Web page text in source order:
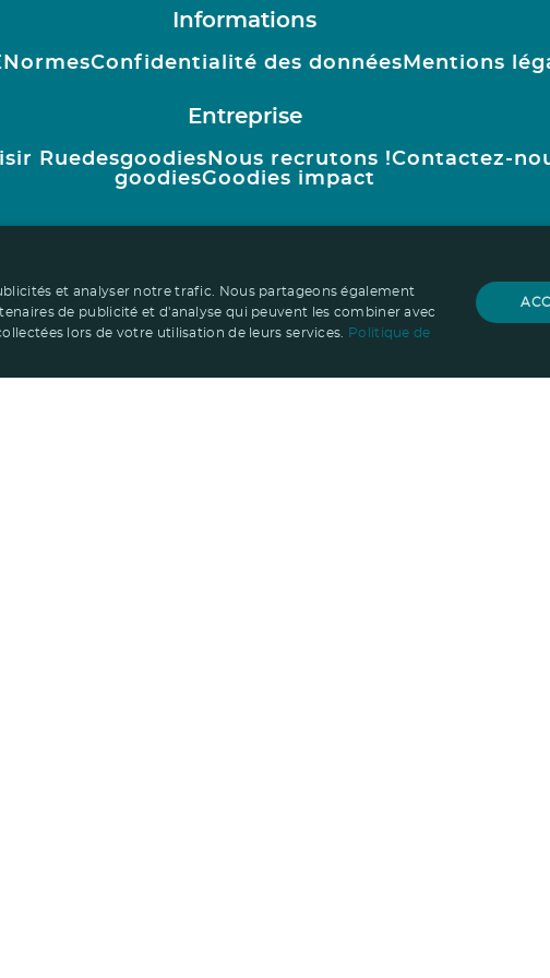
Informations
NormesConfidentialité des données Mentions
Entreprise
Ruedesgoodies Nous recrutons !Contactez-
goodiesGoodies impact
et analyser notre trafic. Nous partageons également
de publicité et d'analyse qui peuvent les combiner avec
lors de votre utilisation de leurs services.
Politique de